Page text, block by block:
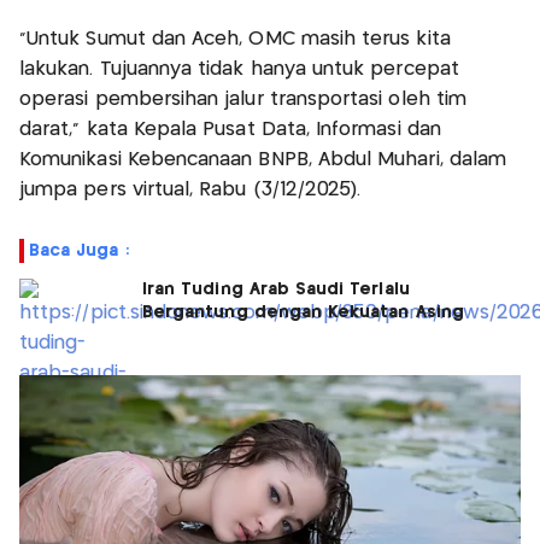
“Untuk Sumut dan Aceh, OMC masih terus kita
lakukan. Tujuannya tidak hanya untuk percepat
operasi pembersihan jalur transportasi oleh tim
darat,” kata Kepala Pusat Data, Informasi dan
Komunikasi Kebencanaan BNPB, Abdul Muhari, dalam
jumpa pers virtual, Rabu (3/12/2025).
Baca Juga :
Iran Tuding Arab Saudi Terlalu
Bergantung dengan Kekuatan Asing